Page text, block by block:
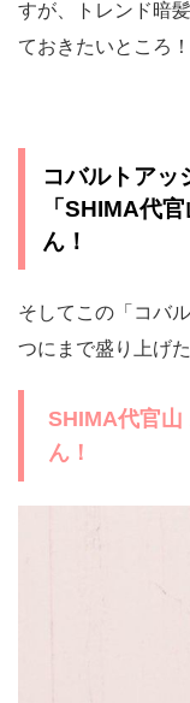
すが、トレンド暗
ておきたいところ！
コバルトアッ
「SHIMA代
ん！
そしてこの「コバ
つにまで盛り上げた
SHIMA代官山
ん！